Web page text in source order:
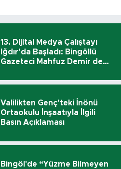
13. Dijital Medya Çalıştayı
Iğdır’da Başladı: Bingöllü
Gazeteci Mahfuz Demir de
Valilikten Genç’teki İnönü
Ortaokulu İnşaatıyla İlgili
Basın Açıklaması
Bingöl'de “Yüzme Bilmeyen